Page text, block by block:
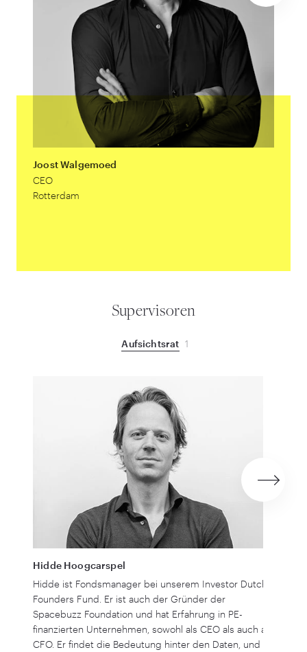
Joost Walgemoed
CEO
Rotterdam
Supervisoren
Aufsichtsrat 1
Hidde Hoogcarspel
Hidde ist Fondsmanager bei unserem Investor Dutch
Founders Fund. Er ist auch der Gründer der
Spacebuzz Foundation und hat Erfahrung in PE-
finanzierten Unternehmen, sowohl als CEO als auch als
CFO. Er findet die Bedeutung hinter den Daten, und